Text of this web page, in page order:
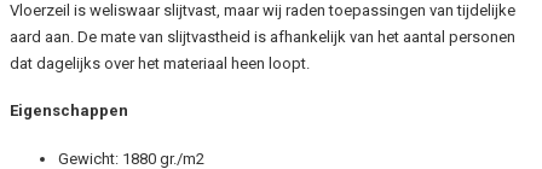
Vloerzeil is weliswaar slijtvast, maar wij raden toepassingen van tijdelijke
aard aan. De mate van slijtvastheid is afhankelijk van het aantal personen
dat dagelijks over het materiaal heen loopt.
Eigenschappen
Gewicht: 1880 gr./m2